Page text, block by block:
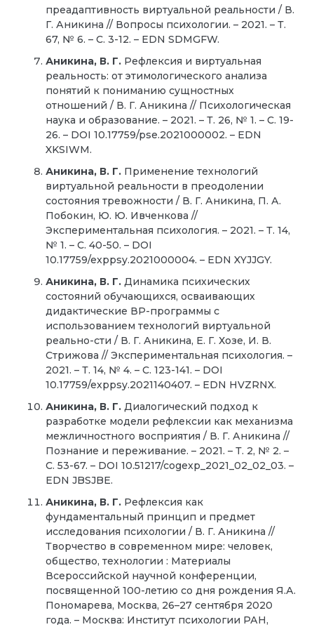
преадаптивность виртуальной реальности / В.
Г. Аникина // Вопросы психологии. – 2021. – Т.
67, № 6. – С. 3-12. – EDN SDMGFW.
Аникина, В. Г. Рефлексия и виртуальная
реальность: от этимологического анализа
понятий к пониманию сущностных
отношений / В. Г. Аникина // Психологическая
наука и образование. – 2021. – Т. 26, № 1. – С. 19-
26. – DOI 10.17759/pse.2021000002. – EDN
XKSIWM.
Аникина, В. Г. Применение технологий
виртуальной реальности в преодолении
состояния тревожности / В. Г. Аникина, П. А.
Побокин, Ю. Ю. Ивченкова //
Экспериментальная психология. – 2021. – Т. 14,
№ 1. – С. 40-50. – DOI
10.17759/exppsy.2021000004. – EDN XYJJGY.
Аникина, В. Г. Динамика психических
состояний обучающихся, осваивающих
дидактические ВР-программы с
использованием технологий виртуальной
реально-сти / В. Г. Аникина, Е. Г. Хозе, И. В.
Стрижова // Экспериментальная психология. –
2021. – Т. 14, № 4. – С. 123-141. – DOI
10.17759/exppsy.2021140407. – EDN HVZRNX.
Аникина, В. Г. Диалогический подход к
разработке модели рефлексии как механизма
межличностного восприятия / В. Г. Аникина //
Познание и переживание. – 2021. – Т. 2, № 2. –
С. 53-67. – DOI 10.51217/cogexp_2021_02_02_03. –
EDN JBSJBE.
Аникина, В. Г. Рефлексия как
фундаментальный принцип и предмет
исследования психологии / В. Г. Аникина //
Творчество в современном мире: человек,
общество, технологии : Материалы
Всероссийской научной конференции,
посвященной 100-летию со дня рождения Я.А.
Пономарева, Москва, 26–27 сентября 2020
года. – Москва: Институт психологии РАН,